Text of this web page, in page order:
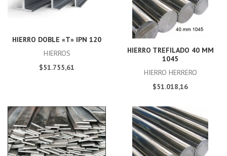
HIERRO DOBLE «T» IPN 120
HIERROS
$51.755,61
HIERRO TREFILADO 40 MM
1045
HIERRO HERRERO
$51.018,16